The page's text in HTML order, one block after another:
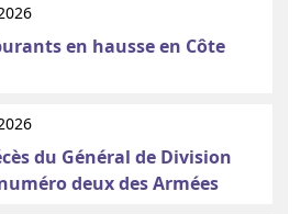
en hausse en Côte
du Général de Division
deux des Armées